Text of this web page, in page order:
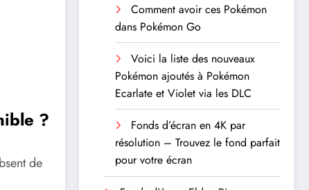
?
de
Comment avoir ces Pokémon
dans Pokémon Go
Voici la liste des nouveaux
Pokémon ajoutés à Pokémon
Ecarlate et Violet via les DLC
Fonds d’écran en 4K par
résolution – Trouvez le fond parfait
pour votre écran